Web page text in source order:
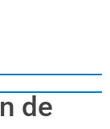
de